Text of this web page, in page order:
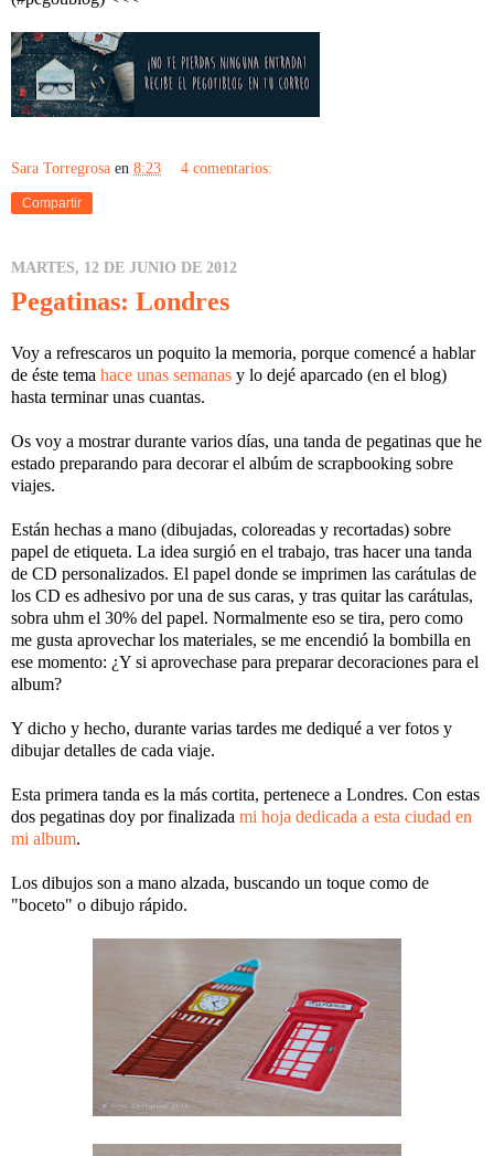
Sara Torregrosa en 8:23 4 comentarios:
Compartir
MARTES, 12 DE JUNIO DE 2012
Pegatinas: Londres
Voy a refrescaros un poquito la memoria, porque comencé a hablar
de éste tema hace unas semanas y lo dejé aparcado (en el blog)
hasta terminar unas cuantas.
Os voy a mostrar durante varios días, una tanda de pegatinas que he
estado preparando para decorar el albúm de scrapbooking sobre
viajes.
Están hechas a mano (dibujadas, coloreadas y recortadas) sobre
papel de etiqueta. La idea surgió en el trabajo, tras hacer una tanda
de CD personalizados. El papel donde se imprimen las carátulas de
los CD es adhesivo por una de sus caras, y tras quitar las carátulas,
sobra uhm el 30% del papel. Normalmente eso se tira, pero como
me gusta aprovechar los materiales, se me encendió la bombilla en
ese momento: ¿Y si aprovechase para preparar decoraciones para el
album?
Y dicho y hecho, durante varias tardes me dediqué a ver fotos y
dibujar detalles de cada viaje.
Esta primera tanda es la más cortita, pertenece a Londres. Con estas
dos pegatinas doy por finalizada mi hoja dedicada a esta ciudad en
mi album.
Los dibujos son a mano alzada, buscando un toque como de
"boceto" o dibujo rápido.